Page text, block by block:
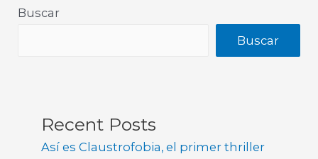
Buscar
Buscar
Recent Posts
Así es Claustrofobia, el primer thriller